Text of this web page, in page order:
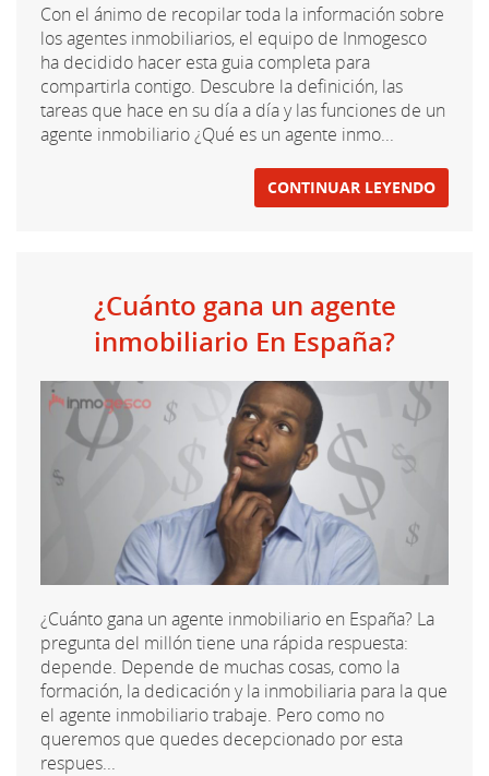
Con el ánimo de recopilar toda la información sobre
los agentes inmobiliarios, el equipo de Inmogesco
ha decidido hacer esta guia completa para
compartirla contigo. Descubre la definición, las
tareas que hace en su día a día y las funciones de un
agente inmobiliario ¿Qué es un agente inmo...
CONTINUAR LEYENDO
¿Cuánto gana un agente
inmobiliario En España?
¿Cuánto gana un agente inmobiliario en España? La
pregunta del millón tiene una rápida respuesta:
depende. Depende de muchas cosas, como la
formación, la dedicación y la inmobiliaria para la que
el agente inmobiliario trabaje. Pero como no
queremos que quedes decepcionado por esta
respues...